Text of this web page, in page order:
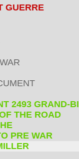
GUERRE
2493 GRAND-BI
THE ROAD
PRE WAR